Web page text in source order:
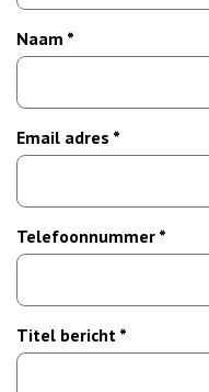
Naam *
Email adres *
Telefoonnummer *
Titel bericht *